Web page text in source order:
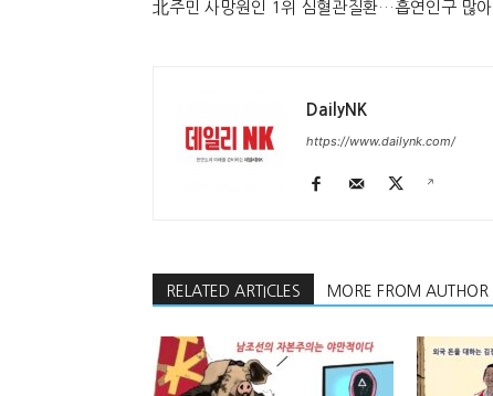
北주민 사망원인 1위 심혈관질환…흡연인구 많아
DailyNK
https://www.dailynk.com/
RELATED ARTICLES MORE FROM AUTHOR